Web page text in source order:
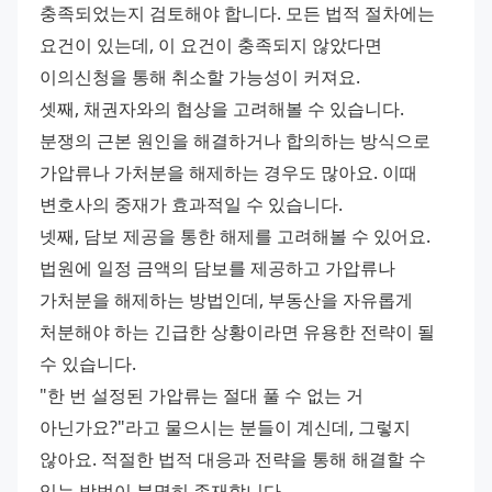
충족되었는지 검토해야 합니다. 모든 법적 절차에는
요건이 있는데, 이 요건이 충족되지 않았다면
이의신청을 통해 취소할 가능성이 커져요.
셋째, 채권자와의 협상을 고려해볼 수 있습니다.
분쟁의 근본 원인을 해결하거나 합의하는 방식으로
가압류나 가처분을 해제하는 경우도 많아요. 이때
변호사의 중재가 효과적일 수 있습니다.
넷째, 담보 제공을 통한 해제를 고려해볼 수 있어요.
법원에 일정 금액의 담보를 제공하고 가압류나
가처분을 해제하는 방법인데, 부동산을 자유롭게
처분해야 하는 긴급한 상황이라면 유용한 전략이 될
수 있습니다.
"한 번 설정된 가압류는 절대 풀 수 없는 거
아닌가요?"라고 물으시는 분들이 계신데, 그렇지
않아요. 적절한 법적 대응과 전략을 통해 해결할 수